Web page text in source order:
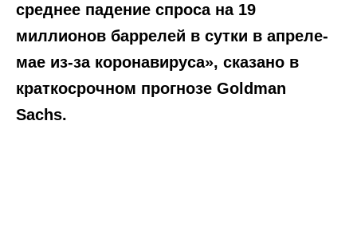
среднее падение спроса на 19
миллионов баррелей в сутки в апреле-
мае из-за коронавируса», сказано в
краткосрочном прогнозе Goldman
Sachs.